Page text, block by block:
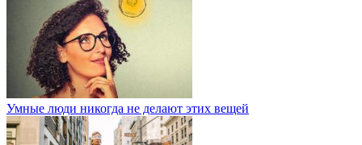
Умные люди никогда не делают этих вещей